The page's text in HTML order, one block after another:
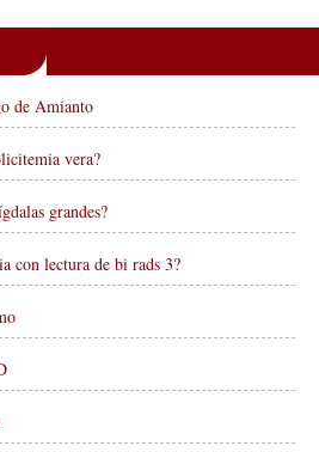
de Amianto
vera?
grandes?
con lectura de bi rads 3?